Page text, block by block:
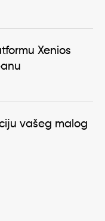
Xenios
vašeg malog